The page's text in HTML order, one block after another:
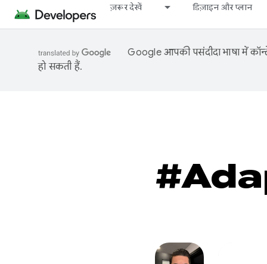
ज़रूर देखें डिज़ाइन और प्लान
Google आपकी पसंदीदा भाषा में
हो सकती हैं.